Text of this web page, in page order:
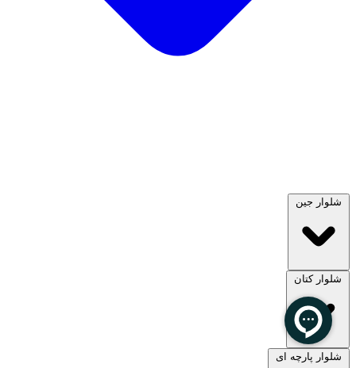
شلوار جین
مشاهده همه
شلوار کتان
شلوار پارچه ای